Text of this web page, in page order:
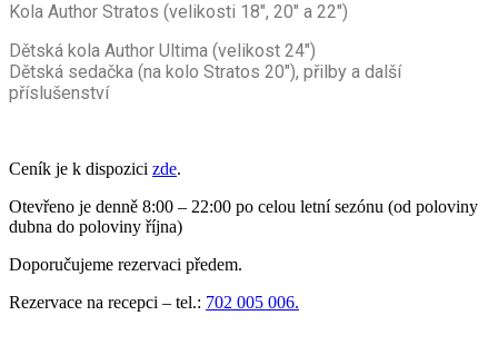
Kola Author Stratos (velikosti 18″, 20″ a 22″)
Dětská kola Author Ultima (velikost 24″)
Dětská sedačka (na kolo Stratos 20″), přilby a další
příslušenství
Ceník je k dispozici zde.
Otevřeno je denně 8:00 – 22:00 po celou letní sezónu (od poloviny
dubna do poloviny října)
Doporučujeme rezervaci předem.
Rezervace na recepci – tel.: 702 005 006.